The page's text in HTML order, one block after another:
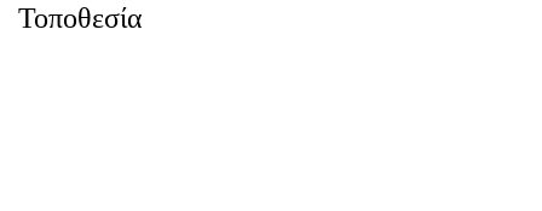
Τοποθεσία